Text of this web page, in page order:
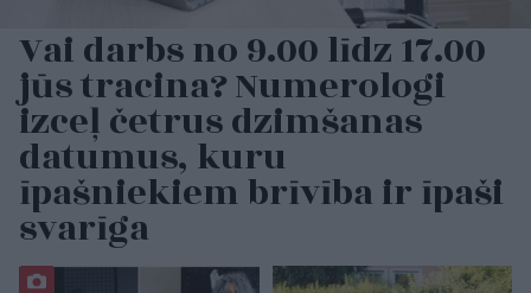
Vai darbs no 9.00 līdz 17.00
jūs tracina? Numerologi
izceļ četrus dzimšanas
datumus, kuru
īpašniekiem brīvība ir īpaši
svarīga